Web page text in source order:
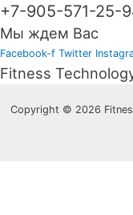
+7-905-571-25-
Мы ждем Вас
Facebook-f Twitter
Fitness
Copyright © 2026